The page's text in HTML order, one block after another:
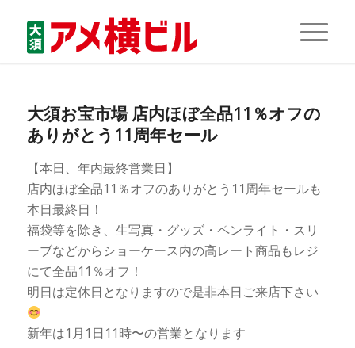
大須お宝市場 店内ほぼ全品11％オフの
ありがとう11周年セール
【本日、年内最終営業日】
店内ほぼ全品11％オフのありがとう11周年セールも
本日最終日！
福袋等を除き、生写真・グッズ・ペンライト・スリ
ーブなどからショーケース内の高レート商品もレジ
にて全品11％オフ！
明日は定休日となりますので是非本日ご来店下さい
新年は1月1日11時〜の営業となります